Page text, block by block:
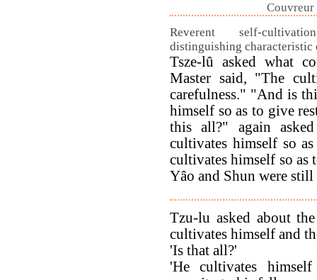
Reverent self-
distinguishing characteristic
Tsze-lû asked what
Master said, "The
carefulness." "And is
himself so as to give
this all?" again
cultivates himself so
cultivates himself so as
Yâo and Shun were
Tzu-lu asked about
cultivates himself and
'Is that all?'
'He cultivates